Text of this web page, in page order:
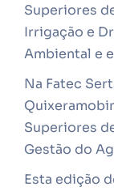
Superiores
Irrigação e
Ambiental e
Na Fatec
Superiores
Gestão do
Esta edição